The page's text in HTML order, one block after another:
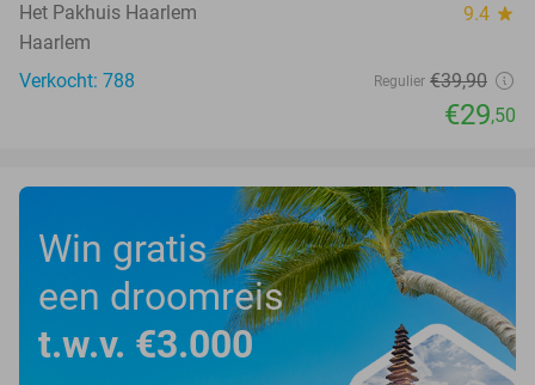
Het Pakhuis Haarlem 9.4 star
Haarlem
Verkocht: 788
Regulier €39,90
€29,50
Win gratis
een droomreis
t.w.v. €3.000